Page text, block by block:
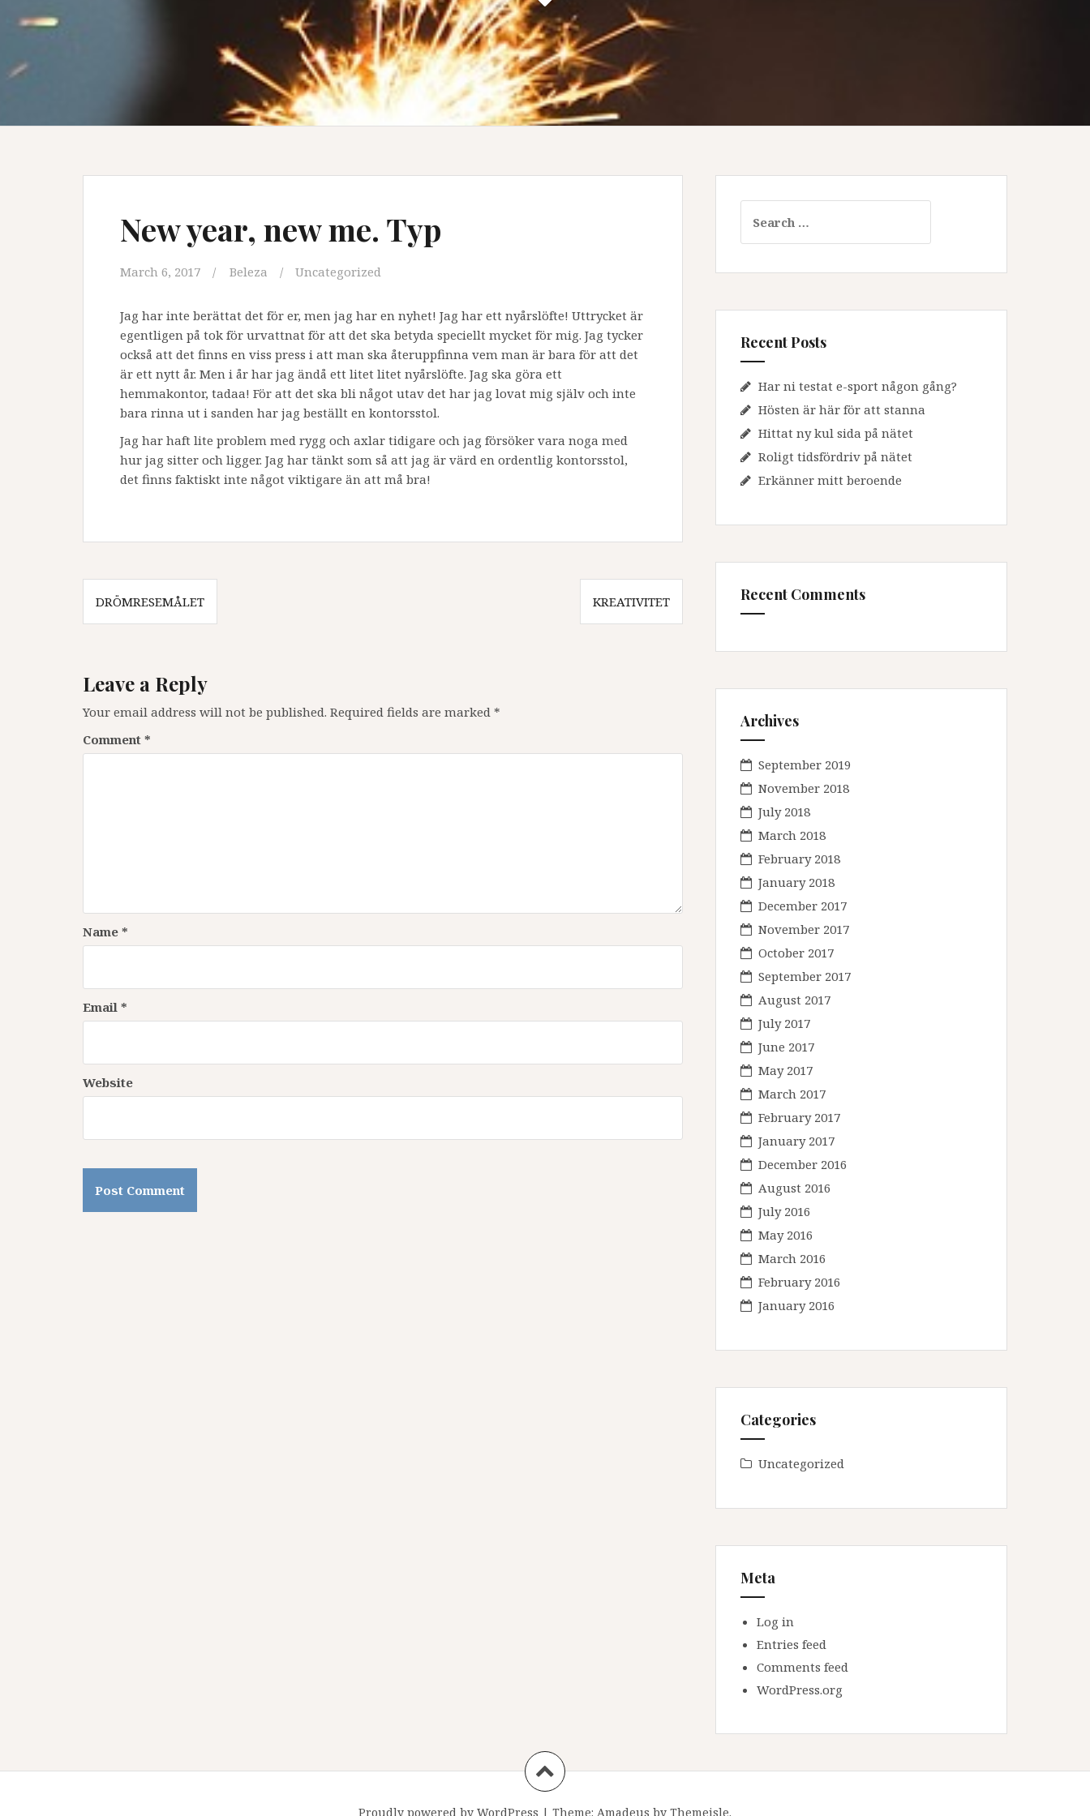
New year, new me. Typ
March 6, 2017 Beleza Uncategorized
Jag har inte berättat det för er, men jag har en nyhet! Jag har ett nyårslöfte! Uttrycket är
egentligen på tok för urvattnat för att det ska betyda speciellt mycket för mig. Jag tycker
också att det finns en viss press i att man ska återuppfinna vem man är bara för att det
är ett nytt år. Men i år har jag ändå ett litet litet nyårslöfte. Jag ska göra ett
hemmakontor, tadaa! För att det ska bli något utav det har jag lovat mig själv och inte
bara rinna ut i sanden har jag beställt en kontorsstol.
Jag har haft lite problem med rygg och axlar tidigare och jag försöker vara noga med
hur jag sitter och ligger. Jag har tänkt som så att jag är värd en ordentlig kontorsstol,
det finns faktiskt inte något viktigare än att må bra!
Post
navigation
DRÖMRESEMÅLET KREATIVITET
Leave a Reply
Your email address will not be published. Required fields are marked *
Comment *
Name *
Email *
Website
for:
Recent Posts
Har ni testat e-sport någon gång?
Hösten är här för att stanna
Hittat ny kul sida på nätet
Roligt tidsfördriv på nätet
Erkänner mitt beroende
Recent Comments
Archives
September 2019
November 2018
July 2018
March 2018
February 2018
January 2018
December 2017
November 2017
October 2017
September 2017
August 2017
July 2017
June 2017
May 2017
March 2017
February 2017
January 2017
December 2016
August 2016
July 2016
May 2016
March 2016
February 2016
January 2016
Categories
Uncategorized
Meta
Log in
Entries feed
Comments feed
WordPress.org
Proudly powered by WordPress | Theme: Amadeus by Themeisle.